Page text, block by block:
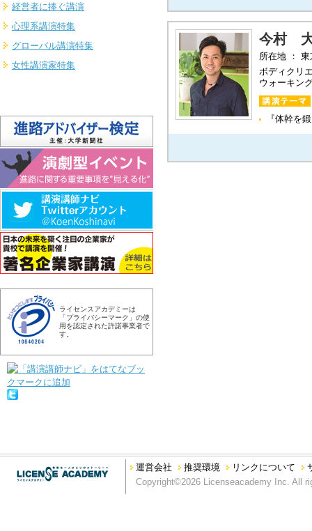
経営者に捧ぐ講演
心理系講演特集
グローバル講演特集
女性講演家特集
ライセンスアカデミーは
「プライバシーマーク」の使
用を認定された許諾事業者で
す。
今村
所在地 ：
ボディクリ
ウォーキ
『体幹を
運営会社 推奨環境 リンクについて
Copyright©2026 Licenseacademy Inc. All